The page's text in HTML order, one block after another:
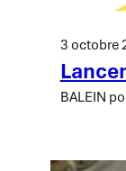
3 octobre
BALEIN